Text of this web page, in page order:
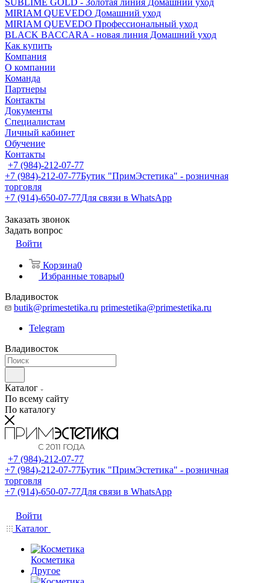
SUBLIME GOLD - Золотая линия Домашний уход
MIRIAM QUEVEDO Домашний уход
MIRIAM QUEVEDO Профессиональный уход
BLACK BACCARA - новая линия Домашний уход
Как купить
Компания
О компании
Команда
Партнеры
Контакты
Документы
Специалистам
Личный кабинет
Обучение
Контакты
+7 (984)-212-07-77
+7 (984)-212-07-77Бутик "ПримЭстетика" - розничная
торговля
+7 (914)-650-07-77Для связи в WhatsApp
Заказать звонок
Задать вопрос
Войти
Корзина0
Избранные товары0
Владивосток
butik@primestetika.ru primestetika@primestetika.ru
Telegram
Владивосток
Каталог
По всему сайту
По каталогу
+7 (984)-212-07-77
+7 (984)-212-07-77Бутик "ПримЭстетика" - розничная
торговля
+7 (914)-650-07-77Для связи в WhatsApp
Войти
Каталог
Косметика
Другое